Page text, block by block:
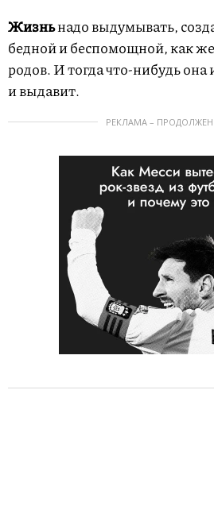
Жизньнадо выдумывать,
бедной и беспомощной, как
родов. И тогда что-нибудь
и выдавит.
РЕКЛАМА –